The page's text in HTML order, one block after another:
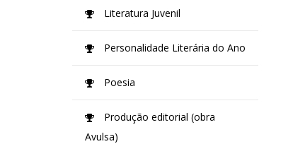
Literatura Juvenil
Personalidade Literária do Ano
Poesia
Produção editorial (obra
Avulsa)